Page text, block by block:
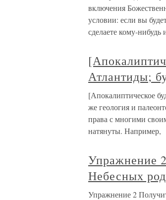
включения
условии: если вы
сделаете кому-нибудь
Атлантиды;
[Апокалиптическое
же геология и
права с многими
натянуты. Например,
Упражнение
Небесных
Упражнение 2